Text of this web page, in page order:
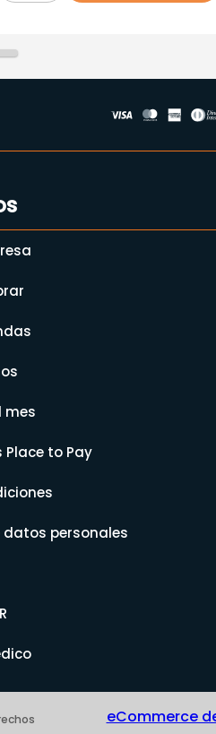
mes
Place to Pay
personales
eCommerce